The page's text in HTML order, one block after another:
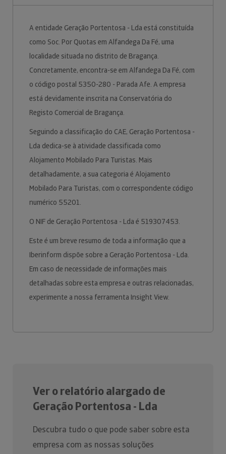
A entidade Geração Portentosa - Lda está constituída
como Soc. Por Quotas em Alfandega Da Fé, uma
localidade situada no distrito de Bragança.
Concretamente, encontra-se em Alfandega Da Fé, com
o código postal 5350-280 - Parada Afe. A empresa
está devidamente inscrita na Conservatória do
Registo Comercial de Bragança.
Seguindo a classificação do CAE, Geração Portentosa -
Lda dedica-se à atividade classificada como
Alojamento Mobilado Para Turistas. Mais
detalhadamente, a sua categoria é Alojamento
Mobilado Para Turistas, com o correspondente código
numérico 55201.
O NIF de Geração Portentosa - Lda é 519307453.
Este é um breve resumo de toda a informação que a
Iberinform dispõe sobre a Geração Portentosa - Lda.
Em caso de necessidade de informações mais
detalhadas sobre esta empresa e outras relacionadas,
experimente a nossa ferramenta Insight View.
Ver o relatório alargado de
Geração Portentosa - Lda
Descubra tudo o que pode saber sobre esta
empresa com as nossas soluções